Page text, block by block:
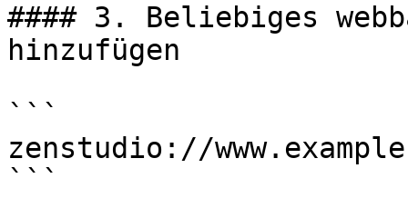
#### 3. Beliebiges
hinzufügen
```
zenstudio://
```